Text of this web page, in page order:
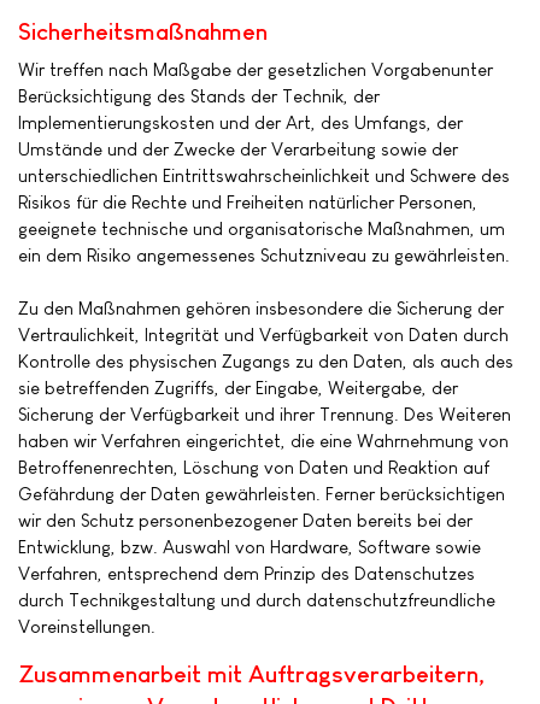
Sicherheitsmaßnahmen
Wir treffen nach Maßgabe der gesetzlichen Vorgabenunter
Berücksichtigung des Stands der Technik, der
Implementierungskosten und der Art, des Umfangs, der
Umstände und der Zwecke der Verarbeitung sowie der
unterschiedlichen Eintrittswahrscheinlichkeit und Schwere des
Risikos für die Rechte und Freiheiten natürlicher Personen,
geeignete technische und organisatorische Maßnahmen, um
ein dem Risiko angemessenes Schutzniveau zu gewährleisten.
Zu den Maßnahmen gehören insbesondere die Sicherung der
Vertraulichkeit, Integrität und Verfügbarkeit von Daten durch
Kontrolle des physischen Zugangs zu den Daten, als auch des
sie betreffenden Zugriffs, der Eingabe, Weitergabe, der
Sicherung der Verfügbarkeit und ihrer Trennung. Des Weiteren
haben wir Verfahren eingerichtet, die eine Wahrnehmung von
Betroffenenrechten, Löschung von Daten und Reaktion auf
Gefährdung der Daten gewährleisten. Ferner berücksichtigen
wir den Schutz personenbezogener Daten bereits bei der
Entwicklung, bzw. Auswahl von Hardware, Software sowie
Verfahren, entsprechend dem Prinzip des Datenschutzes
durch Technikgestaltung und durch datenschutzfreundliche
Voreinstellungen.
Zusammenarbeit mit Auftragsverarbeitern,